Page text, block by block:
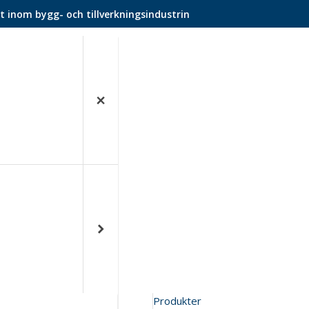
inom bygg- och tillverkningsindustrin
Produkter